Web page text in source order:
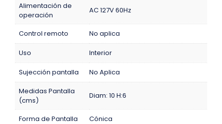
Alimentación de
operación
AC 127V 60Hz
Control remoto No aplica
Uso Interior
Sujección pantalla
No Aplica
Medidas Pantalla
(cms)
Diam: 10 H:6
Forma de Pantalla Cónica